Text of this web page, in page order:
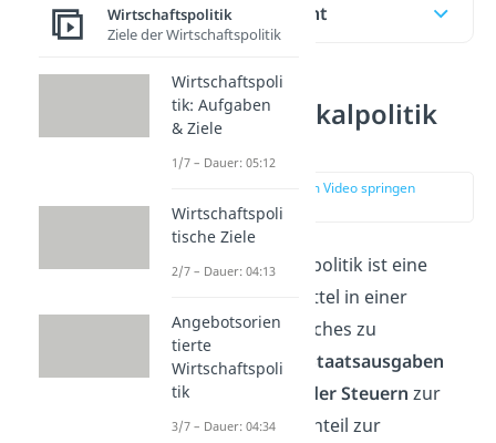
Inhaltsübersicht
Expansive Fiskalpolitik
Definition
zur Stelle im Video springen
(00:13)
Die expansive Fiskalpolitik ist eine
finanzpolitisches Mittel in einer
Volkswirtschaft, welches zu
eineErhöhung der Staatsausgaben
oder eine
Senkung der Steuern zur
Folge hat. Das Gegenteil zur
Wirtschaftspolitik
Ziele der Wirtschaftspolitik
Wirtschaftspoli
tik: Aufgaben
& Ziele
1/7 – Dauer: 05:12
Wirtschaftspoli
tische Ziele
2/7 – Dauer: 04:13
Angebotsorien
tierte
Wirtschaftspoli
tik
3/7 – Dauer: 04:34